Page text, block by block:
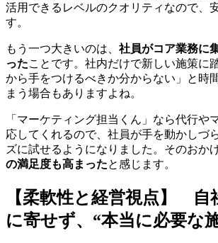
活用できるレベルのクオリティなので、
す。
もう一つ大きいのは、 社員がコア業務に
ったことです。社内だけで新しい施策に
から手をつけるべきか分からない」と時
まう場合もありますよね。
「マーケティング担当くん」なら代行や
応してくれるので、社員が手を動かしづ
ズに試せるようになりました。そのおかげ
の満足度も高まったと感じます。
【柔軟性と経営視点】 自
に寄せず、“本当に必要な